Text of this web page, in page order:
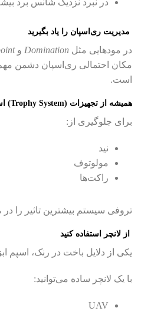
در نبرد نزدیک شانس برد
مدیریت ری‌اسپان را یاد بگیرید
در مودهایی مثل Domination و
مکان احتمالی ری‌اسپان دشمن
است.
همیشه از تجهیزات (Trophy System) استفاده کنید
برای جلوگیری از:
نید
مولوتوف
راکت‌ها
تروفی سیستم بیشترین تاثیر را
از لانچر استفاده کنید
یکی از دلایل باخت در رنک، اسپم
با یک لانچر ساده می‌توانید:
UAV